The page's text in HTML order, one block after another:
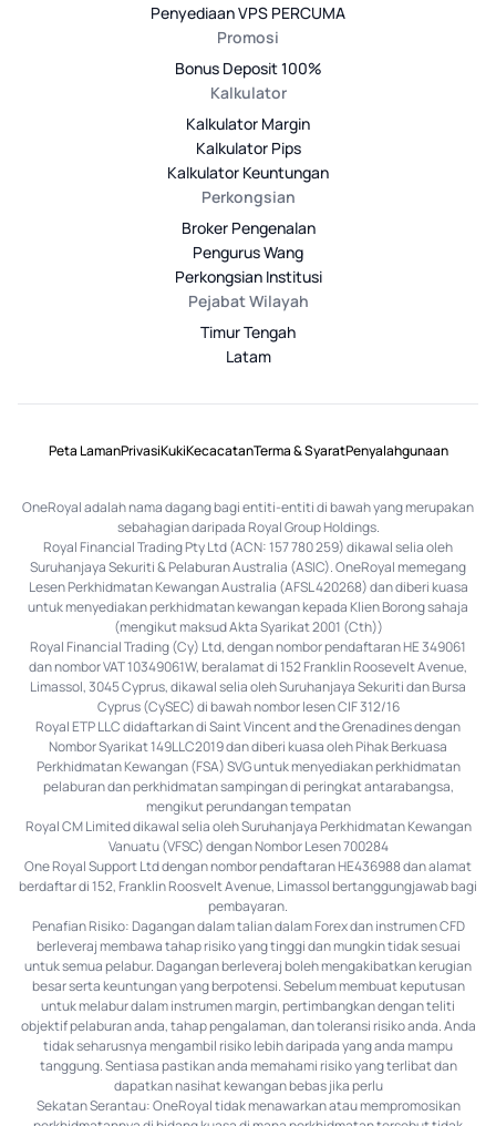
Penyediaan VPS PERCUMA
Promosi
Bonus Deposit 100%
Kalkulator
Kalkulator Margin
Kalkulator Pips
Kalkulator Keuntungan
Perkongsian
Broker Pengenalan
Pengurus Wang
Perkongsian Institusi
Pejabat Wilayah
Timur Tengah
Latam
Peta LamanPrivasiKukiKecacatanTerma & SyaratPenyalahgunaan
OneRoyal adalah nama dagang bagi entiti-entiti di bawah yang merupakan
sebahagian daripada Royal Group Holdings.
Royal Financial Trading Pty Ltd (ACN: 157 780 259) dikawal selia oleh
Suruhanjaya Sekuriti & Pelaburan Australia (ASIC). OneRoyal memegang
Lesen Perkhidmatan Kewangan Australia (AFSL 420268) dan diberi kuasa
untuk menyediakan perkhidmatan kewangan kepada Klien Borong sahaja
(mengikut maksud Akta Syarikat 2001 (Cth))
Royal Financial Trading (Cy) Ltd, dengan nombor pendaftaran HE 349061
dan nombor VAT 10349061W, beralamat di 152 Franklin Roosevelt Avenue,
Limassol, 3045 Cyprus, dikawal selia oleh Suruhanjaya Sekuriti dan Bursa
Cyprus (CySEC) di bawah nombor lesen CIF 312/16
Royal ETP LLC didaftarkan di Saint Vincent and the Grenadines dengan
Nombor Syarikat 149LLC2019 dan diberi kuasa oleh Pihak Berkuasa
Perkhidmatan Kewangan (FSA) SVG untuk menyediakan perkhidmatan
pelaburan dan perkhidmatan sampingan di peringkat antarabangsa,
mengikut perundangan tempatan
Royal CM Limited dikawal selia oleh Suruhanjaya Perkhidmatan Kewangan
Vanuatu (VFSC) dengan Nombor Lesen 700284
One Royal Support Ltd dengan nombor pendaftaran HE436988 dan alamat
berdaftar di 152, Franklin Roosvelt Avenue, Limassol bertanggungjawab bagi
pembayaran.
Penafian Risiko: Dagangan dalam talian dalam Forex dan instrumen CFD
berleveraj membawa tahap risiko yang tinggi dan mungkin tidak sesuai
untuk semua pelabur. Dagangan berleveraj boleh mengakibatkan kerugian
besar serta keuntungan yang berpotensi. Sebelum membuat keputusan
untuk melabur dalam instrumen margin, pertimbangkan dengan teliti
objektif pelaburan anda, tahap pengalaman, dan toleransi risiko anda. Anda
tidak seharusnya mengambil risiko lebih daripada yang anda mampu
tanggung. Sentiasa pastikan anda memahami risiko yang terlibat dan
dapatkan nasihat kewangan bebas jika perlu
Sekatan Serantau: OneRoyal tidak menawarkan atau mempromosikan